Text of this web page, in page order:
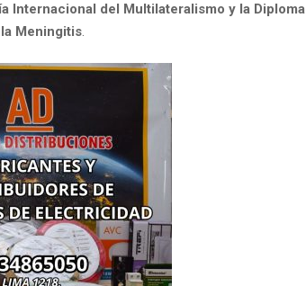
Internacional del Multilateralismo y la
Meningitis.